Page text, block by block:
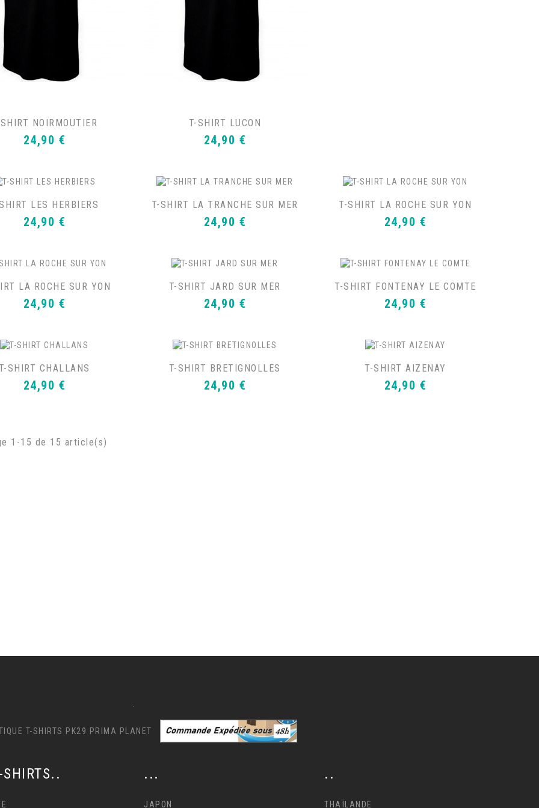
NOIRMOUTIER
Prix
24,90 €
T-SHIRT LUCON
Prix
24,90 €
LES HERBIERS
Prix
24,90 €
T-SHIRT LA TRANCHE SUR MER
Prix
24,90 €
T-SHIRT LA ROCHE SUR YON
Prix
24,90 €
LA ROCHE SUR YON
Prix
24,90 €
T-SHIRT JARD SUR MER
Prix
24,90 €
T-SHIRT FONTENAY LE COMTE
Prix
24,90 €
SHIRT CHALLANS
Prix
24,90 €
T-SHIRT BRETIGNOLLES
Prix
24,90 €
T-SHIRT AIZENAY
Prix
24,90 €
1-15 de 15 article(s)
SHIRTS.. ...
JAPON
..
THAÏLANDE